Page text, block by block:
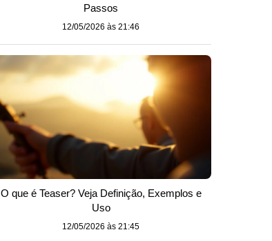
Passos
12/05/2026 às 21:46
O que é Teaser? Veja Definição, Exemplos e
Uso
12/05/2026 às 21:45